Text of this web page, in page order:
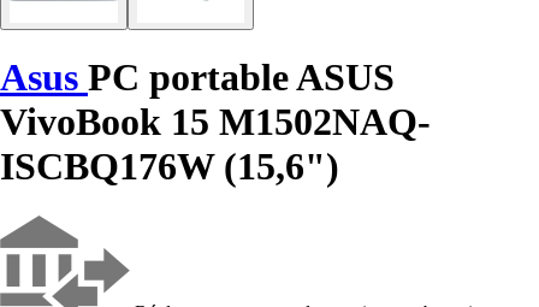
Asus PC portable ASUS
VivoBook 15 M1502NAQ-
ISCBQ176W (15,6")